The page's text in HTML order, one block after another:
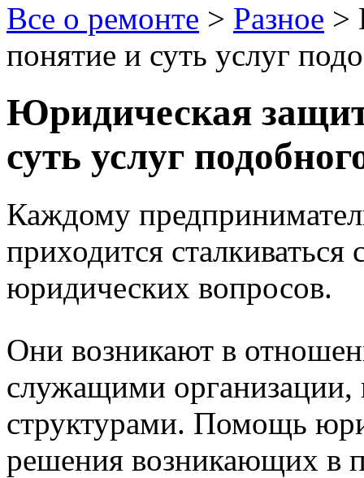
Все о ремонте > Разное >
понятие и суть услуг
Юридическая
суть услуг
Каждому
приходится
юридических вопросов.
Они возникают в
служащими организации,
структурами. Помощь
решения возникающих в